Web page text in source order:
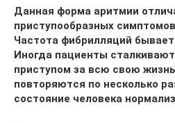
Данная форма аритмии
приступообразных
Частота фибрилляций
Иногда пациенты
приступом за всю свою
повторяются по несколько
состояние человека